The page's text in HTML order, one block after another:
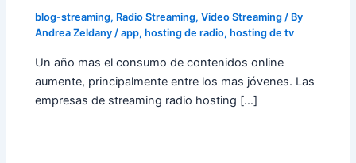
blog-streaming, Radio Streaming,Video Streaming / By
Andrea Zeldany/app,hosting de radio,hosting de tv
Un año mas el consumo de contenidos online
aumente, principalmente entre los mas jóvenes. Las
empresas de streaming radio hosting […]